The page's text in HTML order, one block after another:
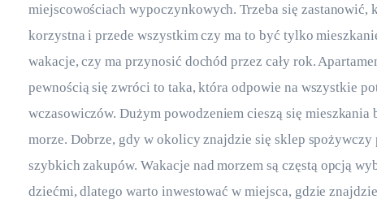
miejscowościach wypoczynkowych. Trzeba się zastanowić,
korzystna i przede wszystkim czy ma to być tylko
wakacje, czy ma przynosić dochód przez cały rok.
pewnością się zwróci to taka, która odpowie na wszystkie
wczasowiczów. Dużym powodzeniem cieszą się
morze. Dobrze, gdy w okolicy znajdzie się sklep
szybkich zakupów. Wakacje nad morzem są częstą opcją
dziećmi, dlatego warto inwestować w miejsca, gdzie